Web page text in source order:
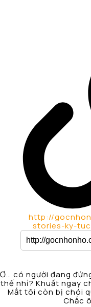
http://
stories-ky-
Ơ… có người đang
thế nhỉ? Khuất ngay
Mắt tôi còn bị chói
Chắc